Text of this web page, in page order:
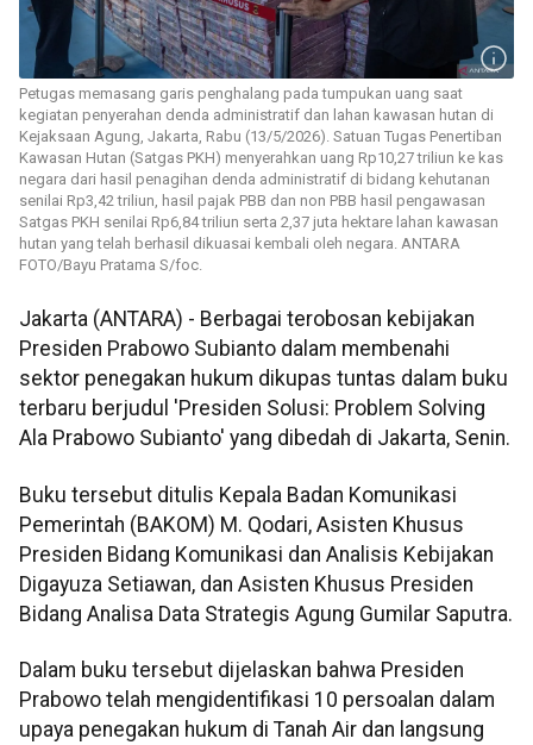
Petugas memasang garis penghalang pada tumpukan uang saat
kegiatan penyerahan denda administratif dan lahan kawasan hutan di
Kejaksaan Agung, Jakarta, Rabu (13/5/2026). Satuan Tugas Penertiban
Kawasan Hutan (Satgas PKH) menyerahkan uang Rp10,27 triliun ke kas
negara dari hasil penagihan denda administratif di bidang kehutanan
senilai Rp3,42 triliun, hasil pajak PBB dan non PBB hasil pengawasan
Satgas PKH senilai Rp6,84 triliun serta 2,37 juta hektare lahan kawasan
hutan yang telah berhasil dikuasai kembali oleh negara. ANTARA
FOTO/Bayu Pratama S/foc.
Jakarta (ANTARA) - Berbagai terobosan kebijakan
Presiden Prabowo Subianto dalam membenahi
sektor penegakan hukum dikupas tuntas dalam buku
terbaru berjudul 'Presiden Solusi: Problem Solving
Ala Prabowo Subianto' yang dibedah di Jakarta, Senin.
Buku tersebut ditulis Kepala Badan Komunikasi
Pemerintah (BAKOM) M. Qodari, Asisten Khusus
Presiden Bidang Komunikasi dan Analisis Kebijakan
Digayuza Setiawan, dan Asisten Khusus Presiden
Bidang Analisa Data Strategis Agung Gumilar Saputra.
Dalam buku tersebut dijelaskan bahwa Presiden
Prabowo telah mengidentifikasi 10 persoalan dalam
upaya penegakan hukum di Tanah Air dan langsung